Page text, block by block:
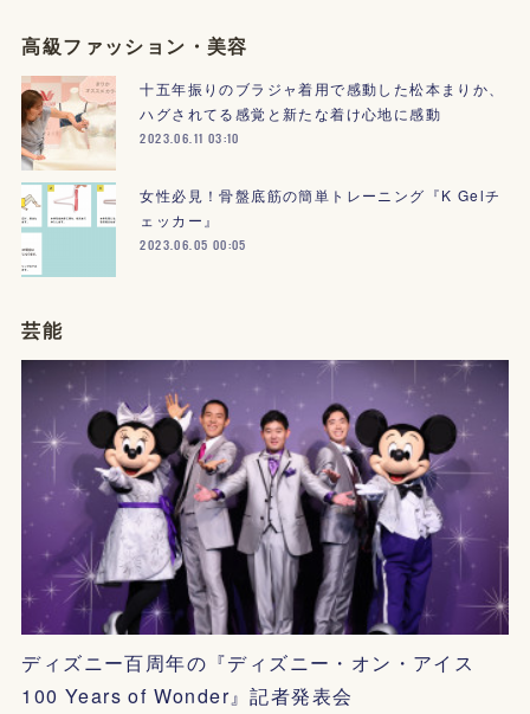
高級ファッション・美容
十五年振りのブラジャ着用で感動した松本まりか、
ハグされてる感覚と新たな着け心地に感動
2023.06.11 03:10
女性必見！骨盤底筋の簡単トレーニング『K Gelチ
ェッカー』
2023.06.05 00:05
芸能
ディズニー百周年の『ディズニー・オン・アイス
100 Years of Wonder』記者発表会